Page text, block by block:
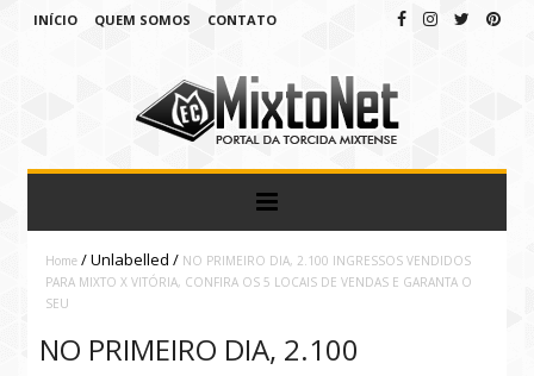
INÍCIO QUEM SOMOS CONTATO
Home /Unlabelled/ NO PRIMEIRO DIA, 2.100 INGRESSOS VENDIDOS
PARA MIXTO X VITÓRIA, CONFIRA OS 5 LOCAIS DE VENDAS E GARANTA O
SEU
NO PRIMEIRO DIA, 2.100